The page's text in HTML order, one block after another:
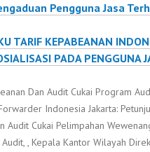
Pengguna Jasa
TARIF KEPABEANAN
PADA PENGGUNA
Dan Audit Cukai Program
Indonesia Jakarta:
Audit Cukai Pelimpahan
, Kepala Kantor Wilayah